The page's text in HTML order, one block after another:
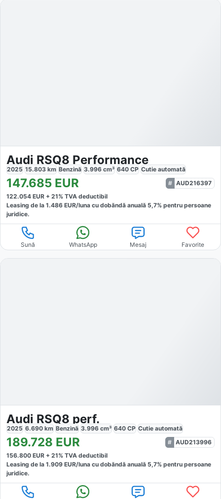
Audi RSQ8 Performance
2025 15.803 km Benzină 3.996 cm³ 640 CP Cutie automată
147.685 EUR
AUD216397
122.054 EUR + 21% TVA deductibil
Leasing de la 1.486 EUR/luna cu dobăndă anuală 5,7% pentru persoane
juridice.
Sună WhatsApp Mesaj Favorite
Audi RSQ8 perf.
2025 6.690 km Benzină 3.996 cm³ 640 CP Cutie automată
189.728 EUR
AUD213996
156.800 EUR + 21% TVA deductibil
Leasing de la 1.909 EUR/luna cu dobăndă anuală 5,7% pentru persoane
juridice.